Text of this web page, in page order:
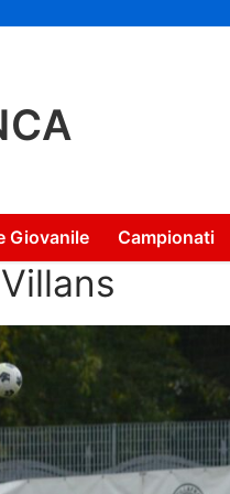
Giovanile Campionati